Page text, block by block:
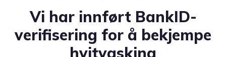
Vi har innført BankID-
verifisering for å bekjempe
hvitvasking